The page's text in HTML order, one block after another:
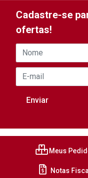
Cadastre-se
ofertas!
Meus
Notas